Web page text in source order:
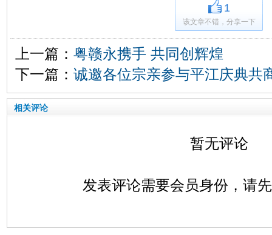
1
该文章不错，分享一下
上一篇： 粤赣永携手 共同创辉煌
下一篇： 诚邀各位宗亲参与平江庆典共
相关评论
暂无评论
发表评论需要会员身份，请